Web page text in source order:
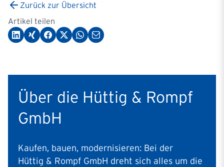
Zurück zur Übersicht
Artikel teilen
Über die Hüttig & Rompf
GmbH
Kaufen, bauen, modernisieren: Bei der
Hüttig & Rompf GmbH dreht sich alles um die